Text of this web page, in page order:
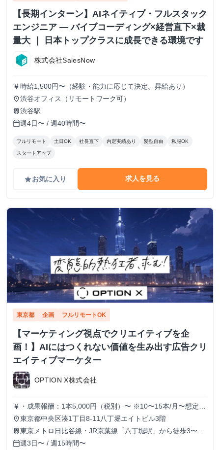
【長期インターン】AIネイティブ・フルスタック
エンジニア — バイブコーディング×経営直下×裁
量大 ｜ 日本トップクラスに成長できる環境です
株式会社SalesNow
currency_yen 時給1,500円〜（経験・能力に応じて決定。昇給あり）
place渋谷オフィス（リモートワーク可）
train渋谷駅
calendar_today週4日〜 / 週40時間〜
フルリモート 土日OK 社長直下 内定実績あり 髪型自由 私服OK
スタートアップ
gradeお気に入り 求人を見る
東京都 企画 フルリモートOK
【マーケティング視点でクリエイティブを企
画！】AIにはつくれない価値を生み出す広告クリ
エイティブマーケター
OPTION X株式会社
currency_yen ・成果報酬：1本5,000円（税別）〜 ※10〜15本/月〜想定
※経験、実績、能力等によって変動 ※トライアル期間の場
合変動あり
place東京都中央区湊1丁目8-11八丁堀エイトビル3階
train東京メトロ日比谷線・JR京葉線「八丁堀駅」から徒歩3〜6
分
calendar_today週3日〜 / 週15時間〜